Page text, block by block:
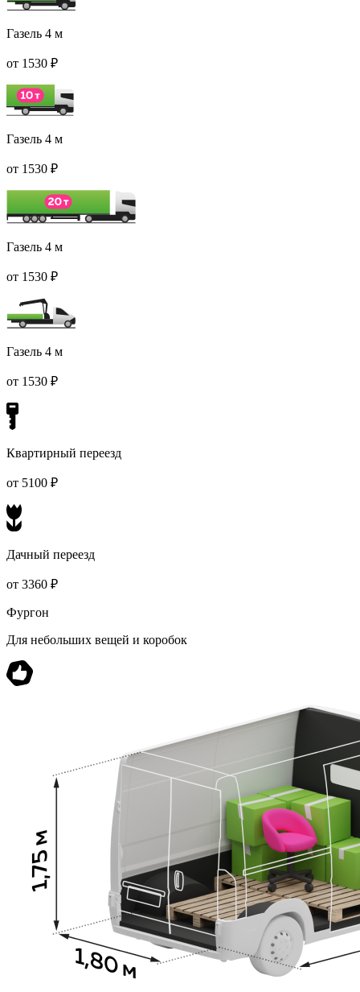
Газель 4 м
от 1530 ₽
Газель 4 м
от 1530 ₽
Газель 4 м
от 1530 ₽
Газель 4 м
от 1530 ₽
Квартирный переезд
от 5100 ₽
Дачный переезд
от 3360 ₽
Фургон
Для небольших вещей и коробок